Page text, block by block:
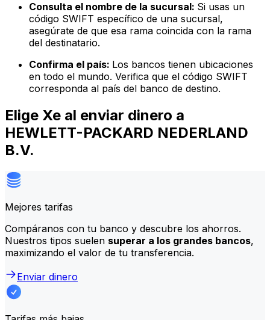
Consulta el nombre de la sucursal: Si usas un
código SWIFT específico de una sucursal,
asegúrate de que esa rama coincida con la rama
del destinatario.
Confirma el país: Los bancos tienen ubicaciones
en todo el mundo. Verifica que el código SWIFT
corresponda al país del banco de destino.
Elige Xe al enviar dinero a
HEWLETT-PACKARD NEDERLAND
B.V.
Mejores tarifas
Compáranos con tu banco y descubre los ahorros.
Nuestros tipos suelen superar a los grandes bancos,
maximizando el valor de tu transferencia.
Enviar dinero